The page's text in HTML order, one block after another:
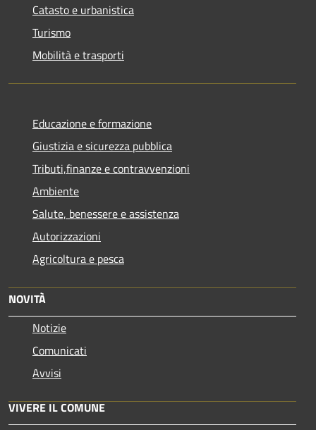
Catasto e urbanistica
Turismo
Mobilità e trasporti
Educazione e formazione
Giustizia e sicurezza pubblica
Tributi,finanze e contravvenzioni
Ambiente
Salute, benessere e assistenza
Autorizzazioni
Agricoltura e pesca
NOVITÀ
Notizie
Comunicati
Avvisi
VIVERE IL COMUNE